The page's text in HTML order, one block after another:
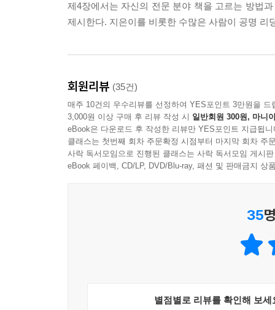
자신이 구성한 ‘책 드림팀’의 책은 여러 번 읽어
해서 처음 읽었을 때와 시점이 달라졌기 때문입
제4장에서는 자신의 전문 분야 책을 고르는 방법
제시한다. 지은이를 비롯한 수많은 사람이 공명
회원리뷰 (35건)
매주 10건의 우수리뷰를 선정하여 YES포인트 3만원을 드
3,000원 이상 구매 후 리뷰 작성 시 일반회원 300원, 마니
eBook은 다운로드 후 작성한 리뷰만 YES포인트 지급됩니
클래스는 첫번째 회차 주문확정 시점부터 마지막 회차 주
사락 독서모임으로 진행된 클래스는 사락 독서모임 게시
eBook 페이백, CD/LP, DVD/Blu-ray, 패션 및 판매금지 상
35
별점별로 리뷰를 확인해 보세